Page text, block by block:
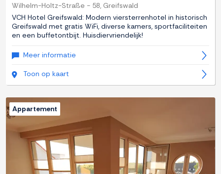
Wilhelm-Holtz-Straße - 58, Greifswald
VCH Hotel Greifswald: Modern viersterrenhotel in historisch
Greifswald met gratis WiFi, diverse kamers, sportfaciliteiten
en een buffetontbijt. Huisdiervriendelijk!
Meer informatie
Toon op kaart
Appartement